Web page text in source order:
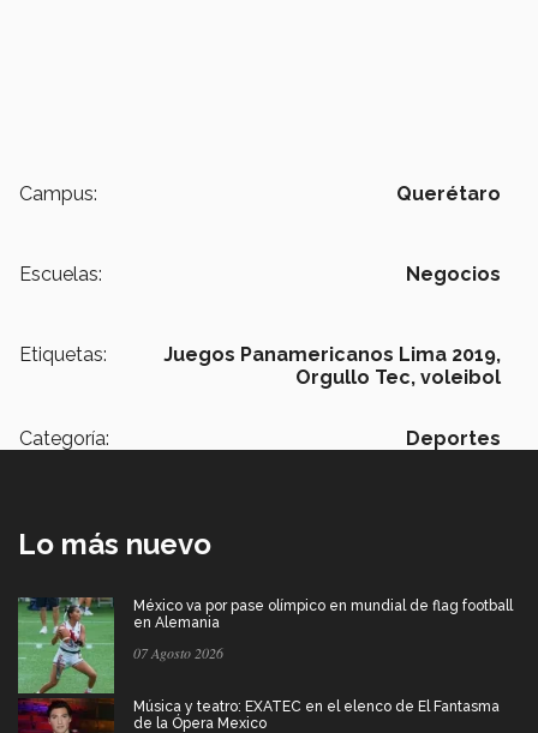
Campus: Querétaro
Escuelas: Negocios
Etiquetas:
Juegos Panamericanos Lima 2019,
Orgullo Tec, voleibol
Categoría: Deportes
Lo más nuevo
México va por pase olímpico en mundial de flag football
en Alemania
07 Agosto 2026
Música y teatro: EXATEC en el elenco de El Fantasma
de la Ópera Mexico